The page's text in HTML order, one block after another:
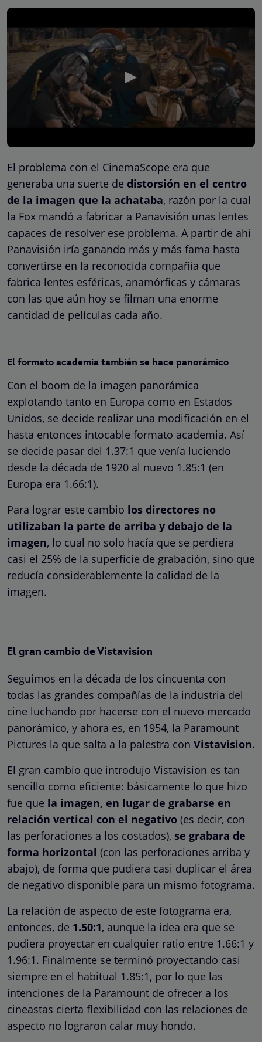
El problema con el CinemaScope era que
generaba una suerte de distorsión en el centro
de la imagen que la achataba, razón por la cual
la Fox mandó a fabricar a Panavisión unas lentes
capaces de resolver ese problema. A partir de ahí
Panavisión iría ganando más y más fama hasta
convertirse en la reconocida compañía que
fabrica lentes esféricas, anamórficas y cámaras
con las que aún hoy se filman una enorme
cantidad de películas cada año.
El formato academia también se hace panorámico
Con el boom de la imagen panorámica
explotando tanto en Europa como en Estados
Unidos, se decide realizar una modificación en el
hasta entonces intocable formato academia. Así
se decide pasar del 1.37:1 que venía luciendo
desde la década de 1920 al nuevo 1.85:1 (en
Europa era 1.66:1).
Para lograr este cambio los directores no
utilizaban la parte de arriba y debajo de la
imagen, lo cual no solo hacía que se perdiera
casi el 25% de la superficie de grabación, sino que
reducía considerablemente la calidad de la
imagen.
El gran cambio de Vistavision
Seguimos en la década de los cincuenta con
todas las grandes compañías de la industria del
cine luchando por hacerse con el nuevo mercado
panorámico, y ahora es, en 1954, la Paramount
Pictures la que salta a la palestra con Vistavision.
El gran cambio que introdujo Vistavision es tan
sencillo como eficiente: básicamente lo que hizo
fue que la imagen, en lugar de grabarse en
relación vertical con el negativo (es decir, con
las perforaciones a los costados), se grabara de
forma horizontal (con las perforaciones arriba y
abajo), de forma que pudiera casi duplicar el área
de negativo disponible para un mismo fotograma.
La relación de aspecto de este fotograma era,
entonces, de 1.50:1, aunque la idea era que se
pudiera proyectar en cualquier ratio entre 1.66:1 y
1.96:1. Finalmente se terminó proyectando casi
siempre en el habitual 1.85:1, por lo que las
intenciones de la Paramount de ofrecer a los
cineastas cierta flexibilidad con las relaciones de
aspecto no lograron calar muy hondo.